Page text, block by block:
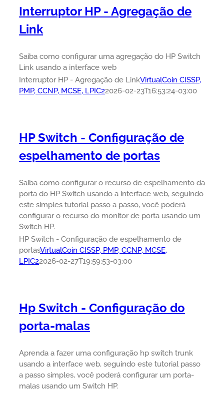
Interruptor HP - Agregação de
Link
Saiba como configurar uma agregação do HP Switch
Link usando a interface web
Interruptor HP - Agregação de LinkVirtualCoin CISSP,
PMP, CCNP, MCSE, LPIC22026-02-23T16:53:24-03:00
HP Switch - Configuração de
espelhamento de portas
Saiba como configurar o recurso de espelhamento da
porta do HP Switch usando a interface web, seguindo
este simples tutorial passo a passo, você poderá
configurar o recurso do monitor de porta usando um
Switch HP.
HP Switch - Configuração de espelhamento de
portasVirtualCoin CISSP, PMP, CCNP, MCSE,
LPIC22026-02-27T19:59:53-03:00
Hp Switch - Configuração do
porta-malas
Aprenda a fazer uma configuração hp switch trunk
usando a interface web, seguindo este tutorial passo
a passo simples, você poderá configurar um porta-
malas usando um Switch HP.